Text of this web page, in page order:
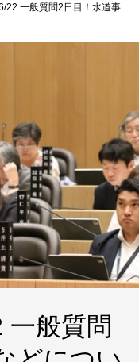
22 一般質問2日目！水道事
一般質問